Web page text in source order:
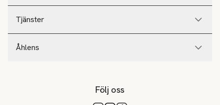
Tjänster
Åhlens
Följ oss